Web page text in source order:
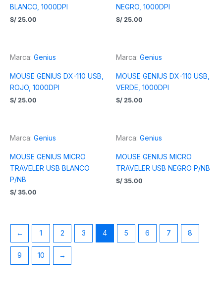
BLANCO, 1000DPI
S/ 25.00
NEGRO, 1000DPI
S/ 25.00
Marca: Genius
MOUSE GENIUS DX-110 USB,
ROJO, 1000DPI
S/ 25.00
Marca: Genius
MOUSE GENIUS DX-110 USB,
VERDE, 1000DPI
S/ 25.00
Marca: Genius
MOUSE GENIUS MICRO
TRAVELER USB BLANCO
P/NB
S/ 35.00
Marca: Genius
MOUSE GENIUS MICRO
TRAVELER USB NEGRO P/NB
S/ 35.00
← 1 2 3 4 5 6 7 8
9 10 →